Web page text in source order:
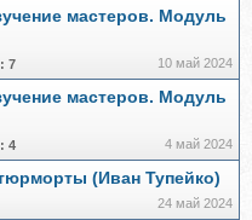
мастеров. Модуль
7 10 май 2024
мастеров. Модуль
4 4 май 2024
(Иван Тупейко)
24 май 2024